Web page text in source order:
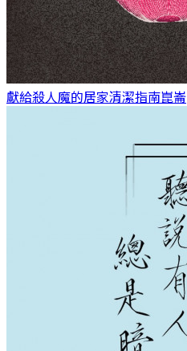
獻給殺人魔的居家清潔指南崑崙